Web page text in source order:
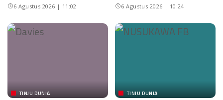
6 Agustus 2026 | 11:02 6 Agustus 2026 | 10:24
TINJU DUNIA TINJU DUNIA